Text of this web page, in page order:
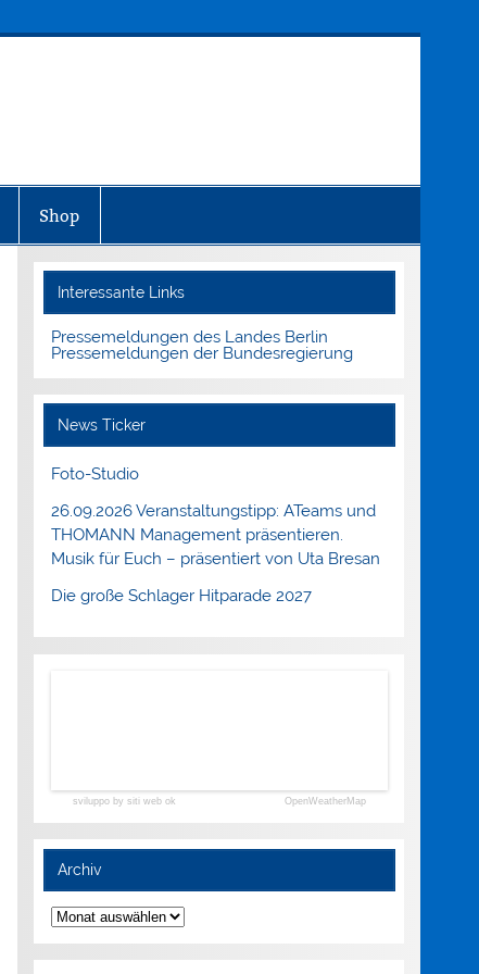
Shop
Interessante Links
Pressemeldungen des Landes Berlin
Pressemeldungen der Bundesregierung
News Ticker
Foto-Studio
26.09.2026 Veranstaltungstipp: ATeams und
THOMANN Management präsentieren.
Musik für Euch – präsentiert von Uta Bresan
Die große Schlager Hitparade 2027
sviluppo by siti web ok OpenWeatherMap
Archiv
Archiv